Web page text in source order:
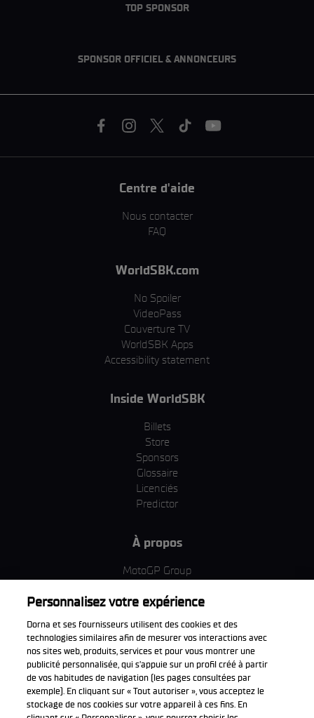
TOP SPONSOR
SPONSOR OFFICIEL & ANNONCEURS
Centre d'aide
Nous contacter
FAQ
WorldSBK.com
No Spoiler
VideoPass
Couverture TV
WorldSBK Apps
Accessibility statement
Inside WorldSBK
Billets
Store
Sponsors
Glossaire
Licenciés
Predictor
À propos
MotoGP Group
Termes et conditions d'utilisation
Politique de confidentialité
Politique d’achat
Télécharger l'appli officiell
Personnalisez votre expérience
Dorna et ses fournisseurs utilisent des cookies et des
technologies similaires afin de mesurer vos interactions avec
nos sites web, produits, services et pour vous montrer une
publicité personnalisée, qui s’appuie sur un profil créé à partir
de vos habitudes de navigation (les pages consultées par
exemple). En cliquant sur « Tout autoriser », vous acceptez le
stockage de nos cookies sur votre appareil à ces fins. En